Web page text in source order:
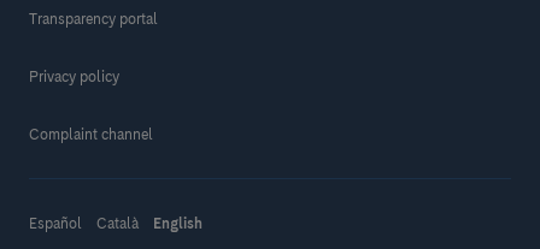
Transparency portal
Privacy policy
Complaint channel
Español Català English